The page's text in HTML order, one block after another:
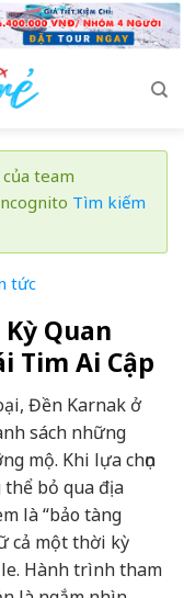
team
Tìm kiếm
tức
Quan
Tim Ai Cập
Đền Karnak ở
sách những
mộ. Khi lựa chọn
thể bỏ qua địa
là “bảo tàng
cả một thời kỳ
Hành trình tham